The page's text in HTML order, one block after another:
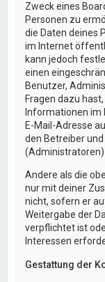
Zweck eines
Personen zu
die Daten deines
im Internet
kann jedoch
einen
Benutzer,
Fragen dazu
Informationen im
E-Mail-Adresse
den Betreiber
(Administratoren)
Andere als die
nur mit deiner
nicht, sofern er
Weitergabe der
verpflichtet ist
Interessen
Gestattung der